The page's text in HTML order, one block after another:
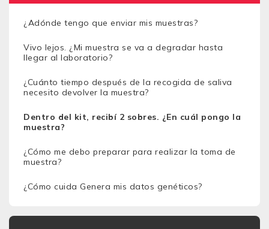
¿Adónde tengo que enviar mis muestras?
Vivo lejos. ¿Mi muestra se va a degradar hasta
llegar al laboratorio?
¿Cuánto tiempo después de la recogida de saliva
necesito devolver la muestra?
Dentro del kit, recibí 2 sobres. ¿En cuál pongo la
muestra?
¿Cómo me debo preparar para realizar la toma de
muestra?
¿Cómo cuida Genera mis datos genéticos?